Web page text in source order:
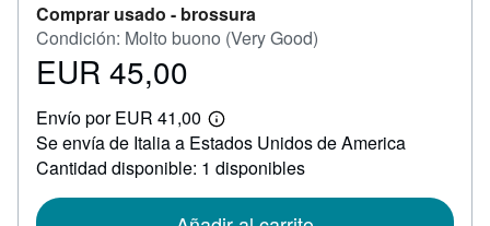
Comprar usado - brossura
Condición: Molto buono (Very Good)
Precio
45,00
EUR 45,00
Envío por EUR 41,00
Más
información
sobre
las
Se envía de Italia a Estados Unidos de America
Cantidad disponible: 1 disponibles